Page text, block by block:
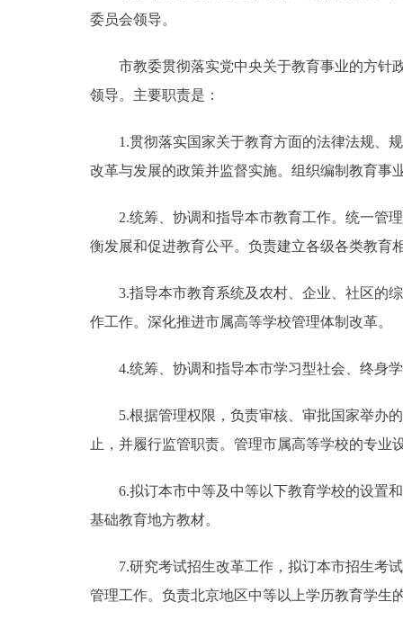
委员会领导。
市教委贯彻落实党中央关于教育事业的方针政
领导。主要职责是：
1.贯彻落实国家关于教育方面的法律法规、规
改革与发展的政策并监督实施。组织编制教育事
2.统筹、协调和指导本市教育工作。统一管理
衡发展和促进教育公平。负责建立各级各类教育
3.指导本市教育系统及农村、企业、社区的综
作工作。深化推进市属高等学校管理体制改革。
4.统筹、协调和指导本市学习型社会、终身学
5.根据管理权限，负责审核、审批国家举办的
止，并履行监管职责。管理市属高等学校的专
6.拟订本市中等及中等以下教育学校的设置和
基础教育地方教材。
7.研究考试招生改革工作，拟订本市招生考试
管理工作。负责北京地区中等以上学历教育学生